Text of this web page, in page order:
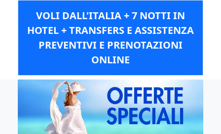
VOLI DALL'ITALIA + 7 NOTTI IN
HOTEL + TRANSFERS E ASSISTENZA
PREVENTIVI E PRENOTAZIONI
ONLINE